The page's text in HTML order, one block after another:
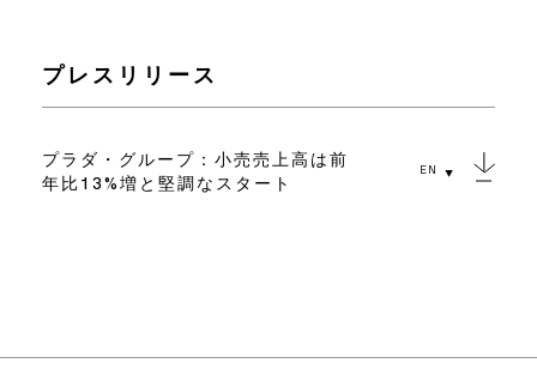
プレスリリース
プラダ・グループ：小売売上高は前
年比13%増と堅調なスタート
EN